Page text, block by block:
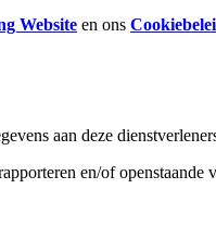
Website en ons
aan deze
en/of openstaande